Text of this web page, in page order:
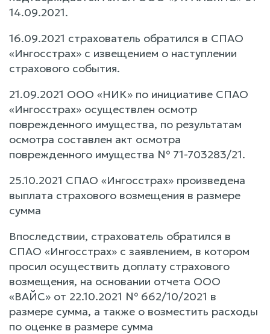
14.09.2021.
16.09.2021 страхователь обратился в СПАО
«Ингосстрах» с извещением о наступлении
страхового события.
21.09.2021 ООО «НИК» по инициативе СПАО
«Ингосстрах» осуществлен осмотр
поврежденного имущества, по результатам
осмотра составлен акт осмотра
поврежденного имущества № 71-703283/21.
25.10.2021 СПАО «Ингосстрах» произведена
выплата страхового возмещения в размере
сумма
Впоследствии, страхователь обратился в
СПАО «Ингосстрах» с заявлением, в котором
просил осуществить доплату страхового
возмещения, на основании отчета ООО
«ВАЙС» от 22.10.2021 № 662/10/2021 в
размере сумма, а также о возместить расходы
по оценке в размере сумма